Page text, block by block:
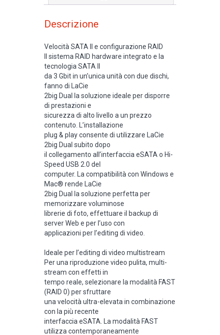
Descrizione
Velocità SATA II e configurazione RAID
Il sistema RAID hardware integrato e la
tecnologia SATA II
da 3 Gbit in un’unica unità con due dischi,
fanno di LaCie
2big Dual la soluzione ideale per disporre
di prestazioni e
sicurezza di alto livello a un prezzo
contenuto. L’installazione
plug & play consente di utilizzare LaCie
2big Dual subito dopo
il collegamento all’interfaccia eSATA o Hi-
Speed USB 2.0 del
computer. La compatibilità con Windows e
Mac® rende LaCie
2big Dual la soluzione perfetta per
memorizzare voluminose
librerie di foto, effettuare il backup di
server Web e per l’uso con
applicazioni per l’editing di video.
Ideale per l’editing di video multistream
Per una riproduzione video pulita, multi-
stream con effetti in
tempo reale, selezionare la modalità FAST
(RAID 0) per sfruttare
una velocità ultra-elevata in combinazione
con la più recente
interfaccia eSATA. La modalità FAST
utilizza contemporaneamente